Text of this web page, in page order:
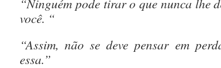
“Ninguém pode tirar o que nunca lhe
você. “
“Assim, não se deve pensar em
essa.”